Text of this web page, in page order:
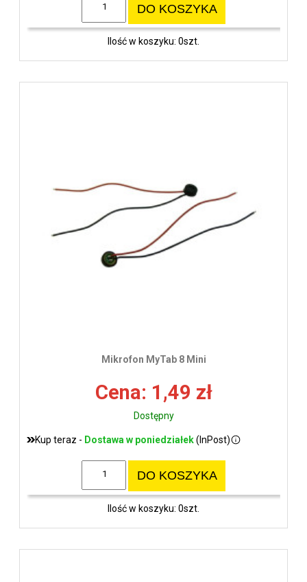
DO KOSZYKA
Ilość w koszyku: 0szt.
Mikrofon MyTab 8 Mini
Cena: 1,49 zł
Dostępny
Kup teraz - Dostawa w poniedziałek(InPost)
DO KOSZYKA
Ilość w koszyku: 0szt.